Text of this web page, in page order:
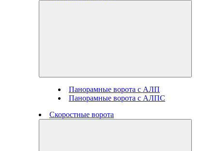
Панорамные ворота с АЛП
Панорамные ворота с АЛПС
Скоростные ворота